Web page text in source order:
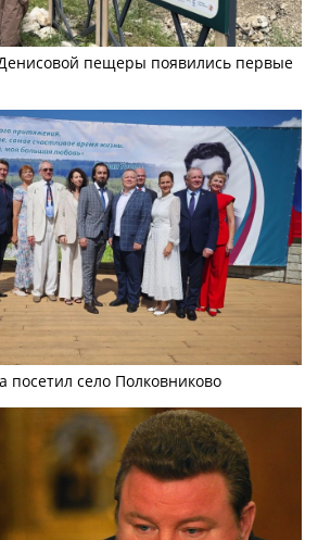
пещеры появились первые
посетил село Полковниково